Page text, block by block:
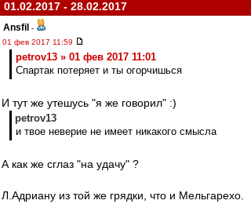
01.02.2017 - 28.02.2017
Ansfil -
01 фев 2017 11:59
petrov13 » 01 фев 2017 11:01
Спартак потеряет и ты огорчишься
И тут же утешусь "я же говорил" :)
petrov13
и твое неверие не имеет никакого смысла
А как же сглаз "на удачу" ?
Л.Адриану из той же грядки, что и Мельгарехо.